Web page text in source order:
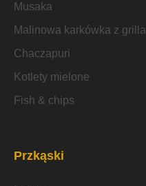
Musaka
Malinowa karkówka z grilla
Chaczapuri
Kotlety mielone
Fish & chips
Przkąski